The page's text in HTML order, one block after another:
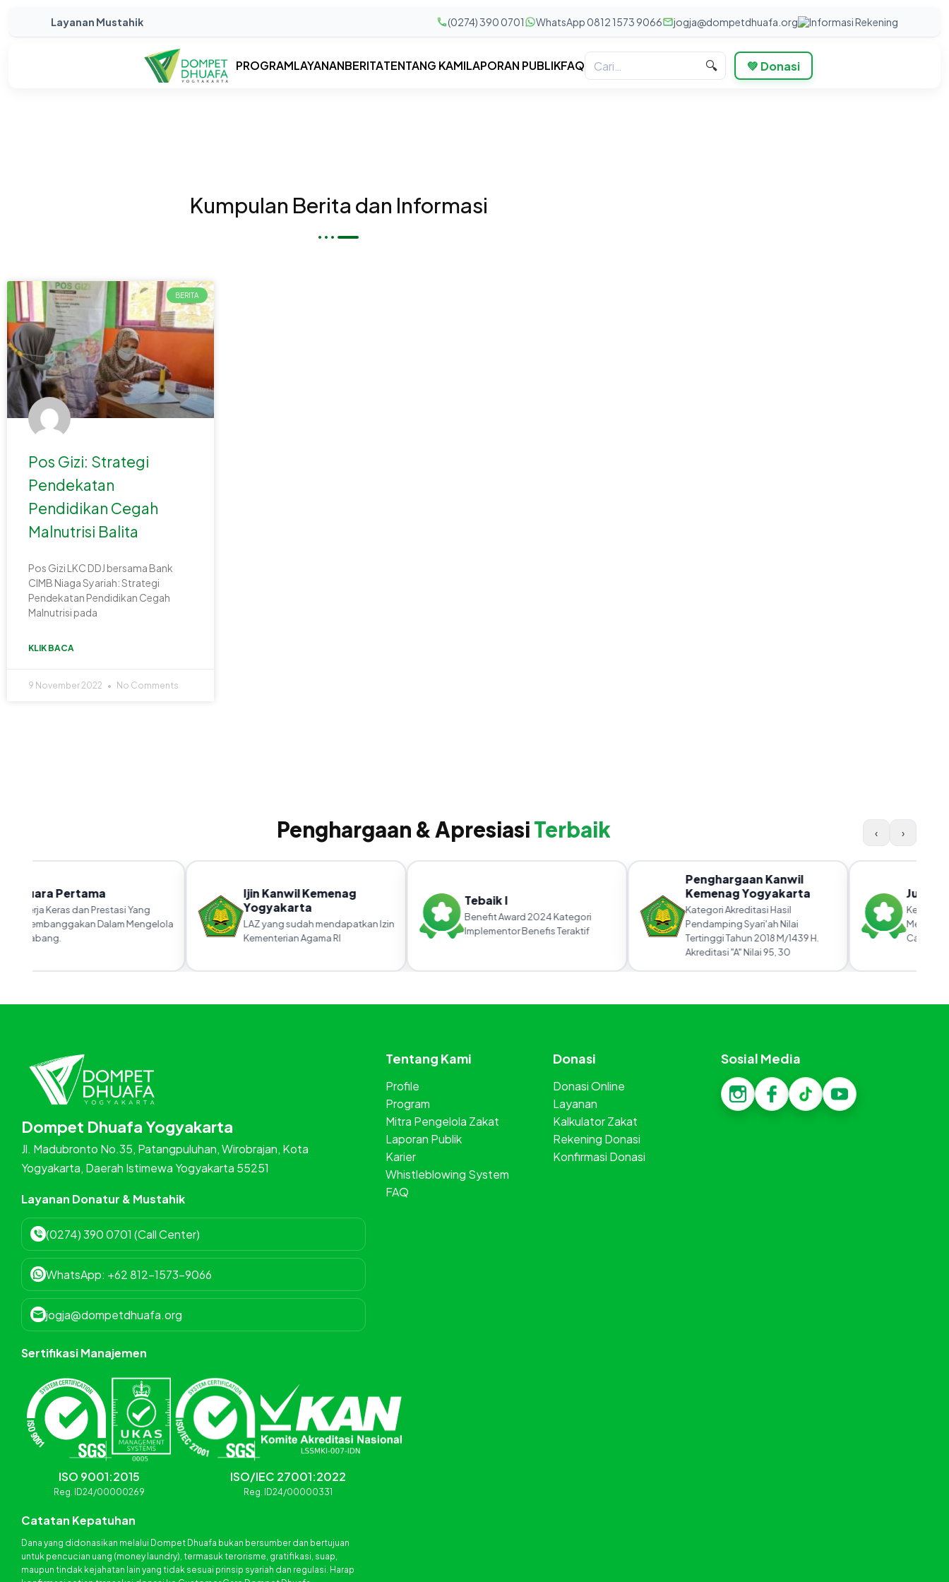
Layanan Mustahik (0274) 390 0701 WhatsApp 0812 1573 9066 jogja@dompetdhuafa.org Informasi Rekening
PROGRAMLAYANANBERITATENTANG KAMILAPORAN PUBLIKFAQ 🔍 💚 Donasi
Kumpulan Berita dan Informasi
BERITA
Pos Gizi: Strategi
Pendekatan
Pendidikan Cegah
Malnutrisi Balita
Pos Gizi LKC DDJ bersama Bank
CIMB Niaga Syariah: Strategi
Pendekatan Pendidikan Cegah
Malnutrisi pada
KLIK BACA
9 November 2022 No Comments
Penghargaan & ApresiasiTerbaik ‹ ›
Juara Pertama
Kerja Keras dan Prestasi Yang
Membanggakan Dalam Mengelola
Cabang.
Ijin Kanwil Kemenag
Yogyakarta
LAZ yang sudah mendapatkan Izin
Kementerian Agama RI
Tebaik I
Benefit Award 2024 Kategori
Implementor Benefis Teraktif
Penghargaan Kanwil
Kemenag Yogyakarta
Kategori Akreditasi Hasil
Pendamping Syari'ah Nilai
Tertinggi Tahun 2018 M/1439 H.
Akreditasi "A" Nilai 95, 30
Juara
Kerja
Cabang.
Dompet Dhuafa Yogyakarta
Jl. Madubronto No.35, Patangpuluhan, Wirobrajan, Kota
Yogyakarta, Daerah Istimewa Yogyakarta 55251
Layanan Donatur & Mustahik
(0274) 390 0701 (Call Center)
WhatsApp: +62 812-1573-9066
jogja@dompetdhuafa.org
Sertifikasi Manajemen
ISO 9001:2015
Reg. ID24/00000269
ISO/IEC 27001:2022
Reg. ID24/00000331
Catatan Kepatuhan
Dana yang didonasikan melalui Dompet Dhuafa bukan bersumber dan bertujuan
untuk pencucian uang (money laundry), termasuk terorisme, gratifikasi, suap,
maupun tindak kejahatan lain yang tidak sesuai prinsip syariah dan regulasi. Harap
Tentang Kami
Profile
Program
Mitra Pengelola Zakat
Laporan Publik
Karier
Whistleblowing System
FAQ
Donasi
Donasi Online
Layanan
Kalkulator Zakat
Rekening Donasi
Konfirmasi Donasi
Sosial Media